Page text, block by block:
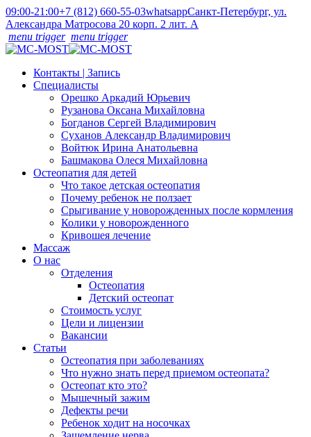
09:00-21:00+7 (812) 660-55-03whatsappСанкт-Петербург, ул.
Александра Матросова 20 корп. 2 лит. А
menu trigger menu trigger
Контакты | Запись
Специалисты
Орешко Аркадий Юрьевич
Рузанова Оксана Михайловна
Богданов Сергей Владимирович
Суханов Александр Владимирович
Войтюк Ирина Анатольевна
Башмакова Олеся Михайловна
Остеопатия для детей
Что такое детская остеопатия
Почему ребенок не ползает
Срыгивание у новорожденных после кормления
Колики у новорожденного
Кривошея лечение
Массаж
О нас
Отделения
Остеопатия
Детский остеопат
Стоимость услуг
Цели и лицензии
Вакансии
Статьи
Остеопатия при заболеваниях
Что нужно знать перед приемом остеопата?
Остеопат кто это?
Мышечный зажим
Дефекты речи
Ребенок ходит на носочках